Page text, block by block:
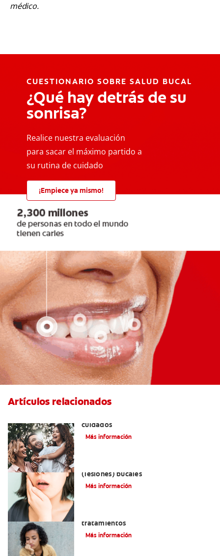
médico.
CUESTIONARIO SOBRE SALUD BUCAL
¿Qué hay detrás de su
sonrisa?
Realice nuestra evaluación
para sacar el máximo partido a
su rutina de cuidado
¡Empiece ya mismo!
Artículos relacionados
cuidados
Más información
(lesiones) bucales
Más información
tratamientos
Más información